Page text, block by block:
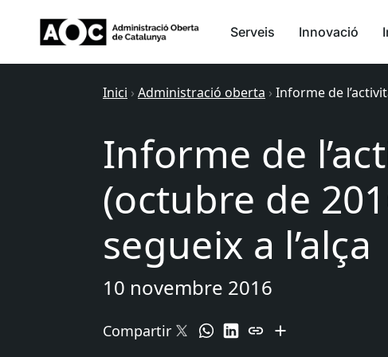
Serveis Innovació
Inici › Administració oberta › Informe de
Informe de
(octubre de
segueix a l’alça
10 novembre 2016
Compartir